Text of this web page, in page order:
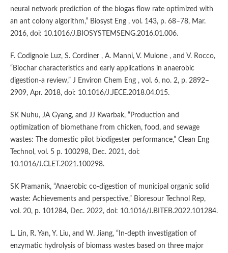
neural network prediction of the biogas flow rate optimized with
an ant colony algorithm,” Biosyst Eng , vol. 143, p. 68–78, Mar.
2016, doi: 10.1016/J.BIOSYSTEMSENG.2016.01.006.
F. Codignole Luz, S. Cordiner , A. Manni, V. Mulone , and V. Rocco,
“Biochar characteristics and early applications in anaerobic
digestion-a review,” J Environ Chem Eng , vol. 6, no. 2, p. 2892–
2909, Apr. 2018, doi: 10.1016/J.JECE.2018.04.015.
SK Nuhu, JA Gyang, and JJ Kwarbak, “Production and
optimization of biomethane from chicken, food, and sewage
wastes: The domestic pilot biodigester performance,” Clean Eng
Technol, vol. 5 p. 100298, Dec. 2021, doi:
10.1016/J.CLET.2021.100298.
SK Pramanik, “Anaerobic co-digestion of municipal organic solid
waste: Achievements and perspective,” Bioresour Technol Rep,
vol. 20, p. 101284, Dec. 2022, doi: 10.1016/J.BITEB.2022.101284.
L. Lin, R. Yan, Y. Liu, and W. Jiang, “In-depth investigation of
enzymatic hydrolysis of biomass wastes based on three major